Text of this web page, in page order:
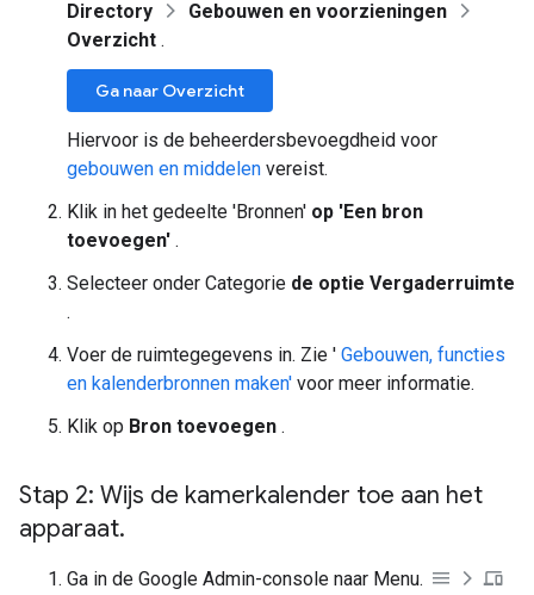
Directory
Gebouwen en voorzieningen
Overzicht .
Ga naar Overzicht
Hiervoor is de beheerdersbevoegdheid voor
gebouwen en middelen vereist.
Klik in het gedeelte 'Bronnen' op 'Een bron
toevoegen' .
Selecteer onder Categorie de optie Vergaderruimte
.
Voer de ruimtegegevens in. Zie ' Gebouwen, functies
en kalenderbronnen maken' voor meer informatie.
Klik op Bron toevoegen .
Stap 2: Wijs de kamerkalender toe aan het
apparaat.
Ga in de Google Admin-console naar Menu.